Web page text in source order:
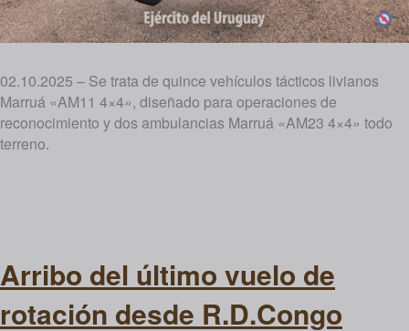
02.10.2025 – Se trata de quince vehículos tácticos livianos
Marruá «AM11 4×4», diseñado para operaciones de
reconocimiento y dos ambulancias Marruá «AM23 4×4» todo
terreno.
Arribo del último vuelo de
rotación desde R.D.Congo